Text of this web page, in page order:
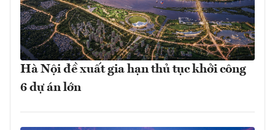
Hà Nội đề xuất gia hạn thủ tục khởi công
6 dự án lớn